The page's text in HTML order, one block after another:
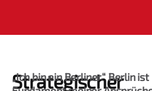
Strategischer
„Ich bin ein Berliner.“Berlin ist